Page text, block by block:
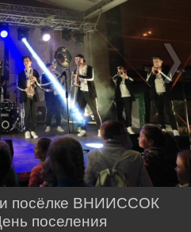
и посёлке ВНИИССОК
поселения